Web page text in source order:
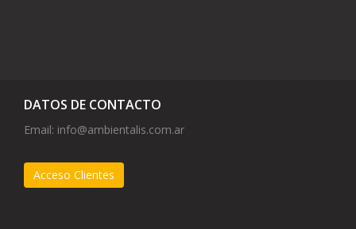
DATOS DE CONTACTO
Email: info@ambientalis.com.ar
Acceso Clientes